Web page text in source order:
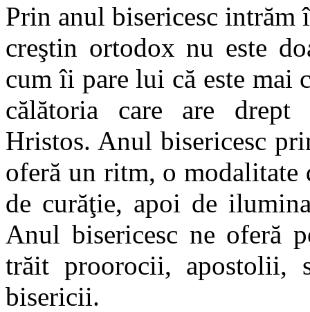
Prin anul bisericesc
creştin ortodox nu este
cum îi pare lui că este
călătoria care are
Hristos. Anul bisericesc
oferă un ritm, o modalitate
de curăţie, apoi de
Anul bisericesc ne oferă
trăit proorocii,
bisericii.